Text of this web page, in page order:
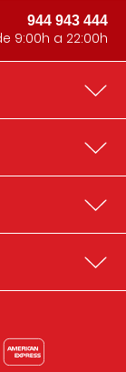
944 943 444
9:00h a 22:00h